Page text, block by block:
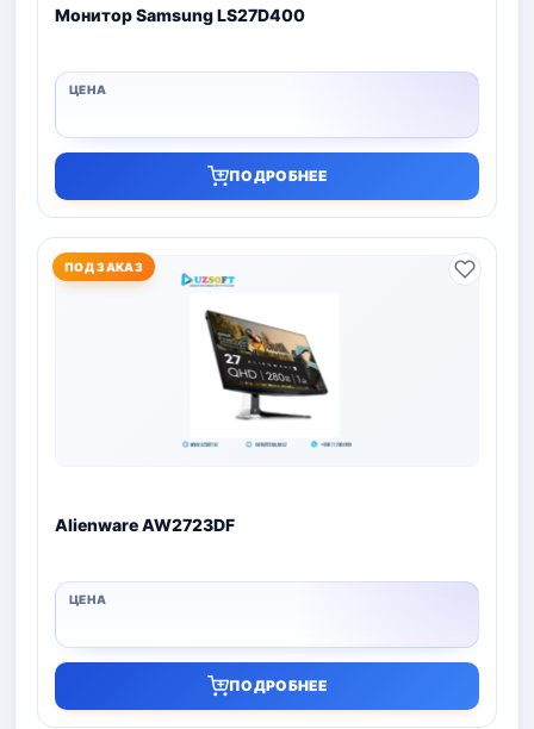
Монитор Samsung LS27D400
ПОДРОБНЕЕ
ПОД ЗАКАЗ
Alienware AW2723DF
ПОДРОБНЕЕ